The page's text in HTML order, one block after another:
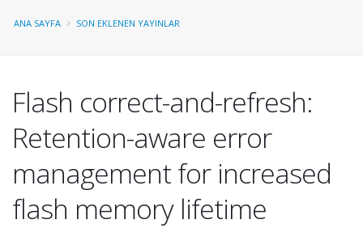
ANA SAYFA SON EKLENEN YAYINLAR
Flash correct-and-refresh:
Retention-aware error
management for increased
flash memory lifetime